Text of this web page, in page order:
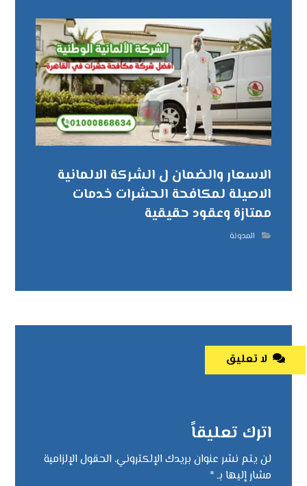
الاسعار والضمان ل الشركة الالمانية
الاصيلة لمكافحة الحشرات خدمات
ممتازة وعقود حقيقية
المدونة
لا تعليق
اترك تعليقاً
لن يتم نشر عنوان بريدك الإلكتروني. الحقول الإلزامية
مشار إليها بـ*